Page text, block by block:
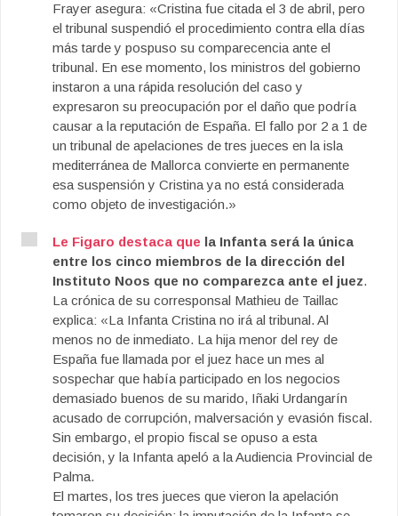
Frayer asegura: «Cristina fue citada el 3 de abril, pero
el tribunal suspendió el procedimiento contra ella días
más tarde y pospuso su comparecencia ante el
tribunal. En ese momento, los ministros del gobierno
instaron a una rápida resolución del caso y
expresaron su preocupación por el daño que podría
causar a la reputación de España. El fallo por 2 a 1 de
un tribunal de apelaciones de tres jueces en la isla
mediterránea de Mallorca convierte en permanente
esa suspensión y Cristina ya no está considerada
como objeto de investigación.»
Le Figaro destaca que la Infanta será la única
entre los cinco miembros de la dirección del
Instituto Noos que no comparezca ante el juez.
La crónica de su corresponsal Mathieu de Taillac
explica: «La Infanta Cristina no irá al tribunal. Al
menos no de inmediato. La hija menor del rey de
España fue llamada por el juez hace un mes al
sospechar que había participado en los negocios
demasiado buenos de su marido, Iñaki Urdangarín
acusado de corrupción, malversación y evasión fiscal.
Sin embargo, el propio fiscal se opuso a esta
decisión, y la Infanta apeló a la Audiencia Provincial de
Palma.
El martes, los tres jueces que vieron la apelación